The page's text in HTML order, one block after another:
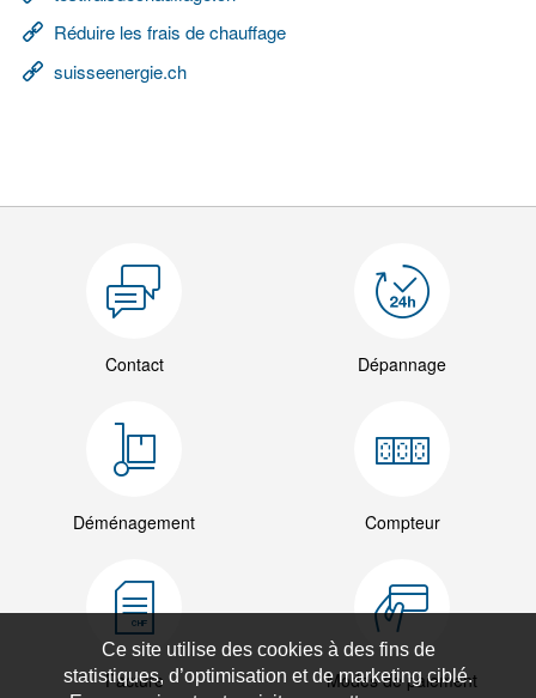
Réduire les frais de chauffage
suisseenergie.ch
Contact Dépannage
Déménagement Compteur
Facture Modes de paiement
Ce site utilise des cookies à des fins de
statistiques, d’optimisation et de marketing ciblé.